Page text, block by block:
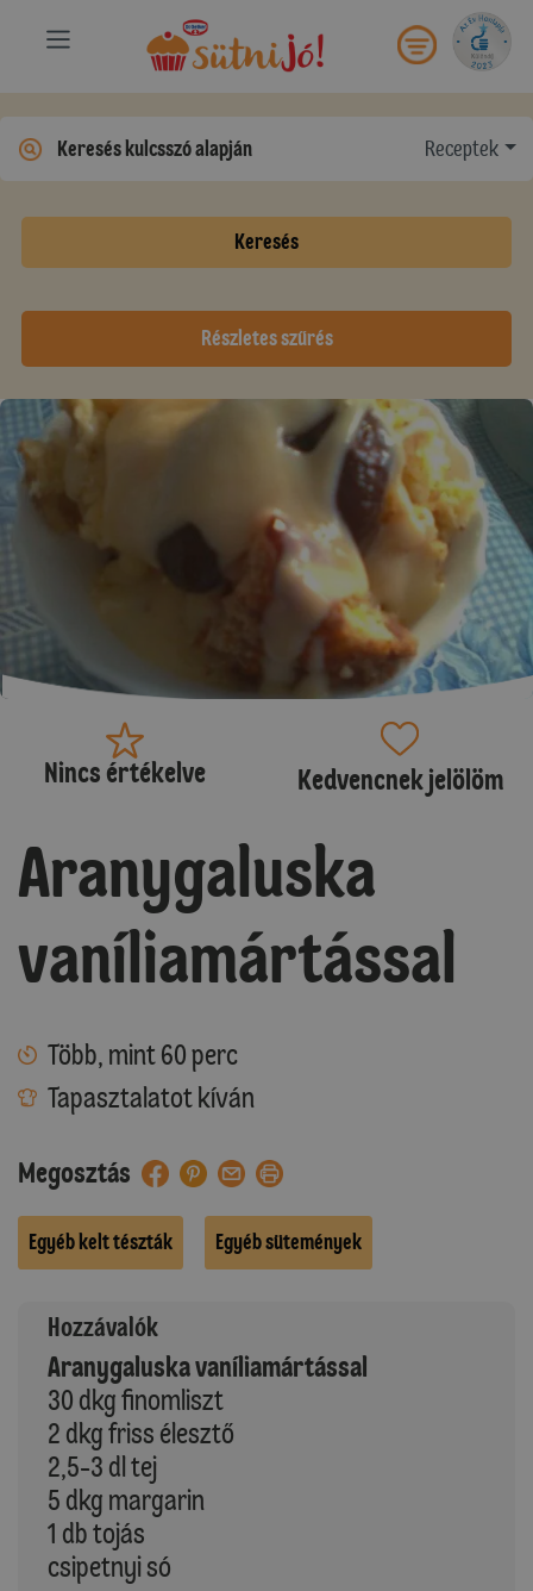
Receptek
Keresés
Részletes szűrés
Nincs értékelve Kedvencnek jelölöm
Aranygaluska
vaníliamártással
Több, mint 60 perc
Tapasztalatot kíván
Megosztás
Egyéb kelt tészták Egyéb sütemények
Hozzávalók
Aranygaluska vaníliamártással
30 dkg finomliszt
2 dkg friss élesztő
2,5-3 dl tej
5 dkg margarin
1 db tojás
csipetnyi só